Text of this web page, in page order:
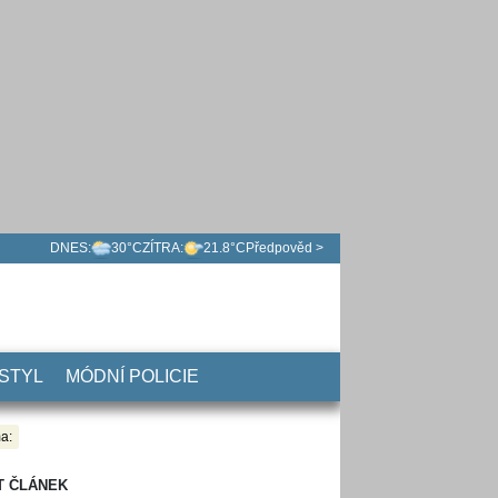
DNES: 30°CZÍTRA: 21.8°C Předpověd >
MÓDNÍ POLICIE
ČLÁNEK